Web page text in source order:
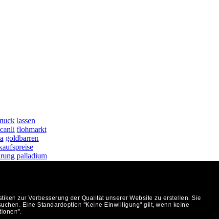
zur Verbesserung der Qualität unserer Website zu erstellen. Sie
Eine Standardoption "Keine Einwilligung" gilt, wenn keine
lassen
canli flohmarkt
goldbarren
palladium